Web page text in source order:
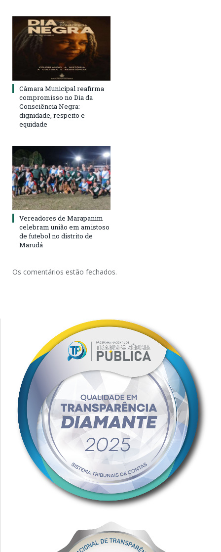
Câmara Municipal reafirma
compromisso no Dia da
Consciência Negra:
dignidade, respeito e
equidade
Vereadores de Marapanim
celebram união em amistoso
de futebol no distrito de
Marudá
Os comentários estão fechados.